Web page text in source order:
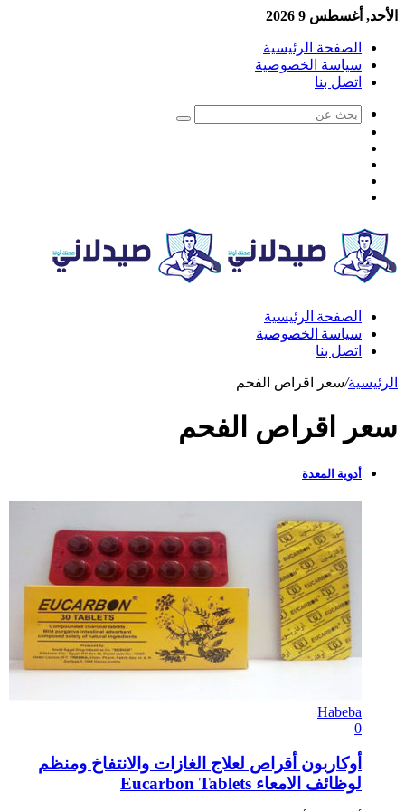
الأحد, أغسطس 9 2026
الصفحة الرئيسية
سياسة الخصوصية
اتصل بنا
الصفحة الرئيسية
سياسة الخصوصية
اتصل بنا
الرئيسية/سعر اقراص الفحم
سعر اقراص الفحم
أدوية المعدة
Habeba
0
أوكاربون أقراص لعلاج الغازات والانتفاخ ومنظم
لوظائف الامعاء Eucarbon Tablets